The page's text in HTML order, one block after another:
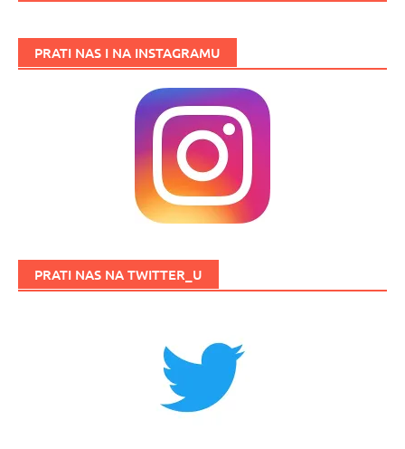
PRATI NAS I NA INSTAGRAMU
PRATI NAS NA TWITTER_U